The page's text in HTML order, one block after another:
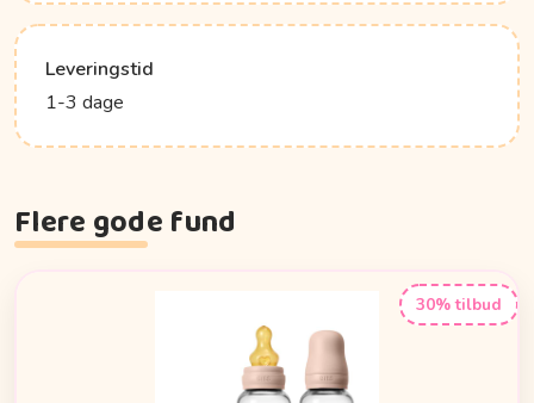
Leveringstid
1-3 dage
Flere gode fund
30% tilbud